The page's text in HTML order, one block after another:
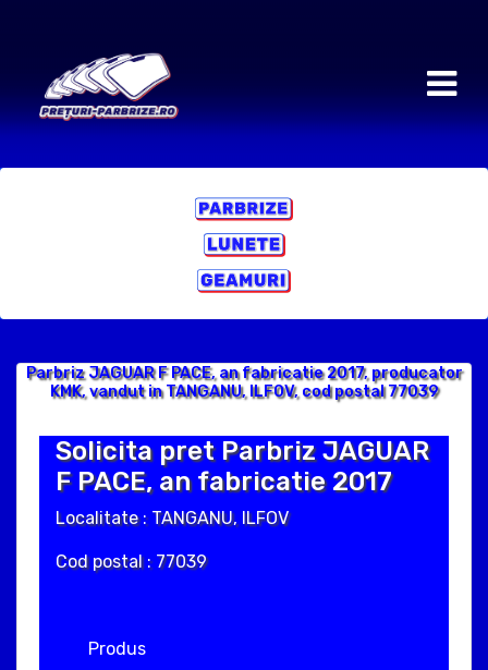
Parbriz JAGUAR F PACE, an fabricatie 2017, producator
KMK, vandut in TANGANU, ILFOV, cod postal 77039
Solicita pret Parbriz JAGUAR
F PACE, an fabricatie 2017
Localitate : TANGANU, ILFOV
Cod postal : 77039
Produs